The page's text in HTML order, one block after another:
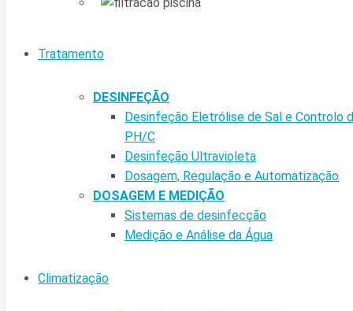
Tratamento
DESINFEÇÃO
Desinfeção Eletrólise de Sal e Controlo
PH/C
Desinfeção Ultravioleta
Dosagem, Regulação e Automatização
DOSAGEM E MEDIÇÃO
Sistemas de desinfecção
Medição e Análise da Água
Climatização